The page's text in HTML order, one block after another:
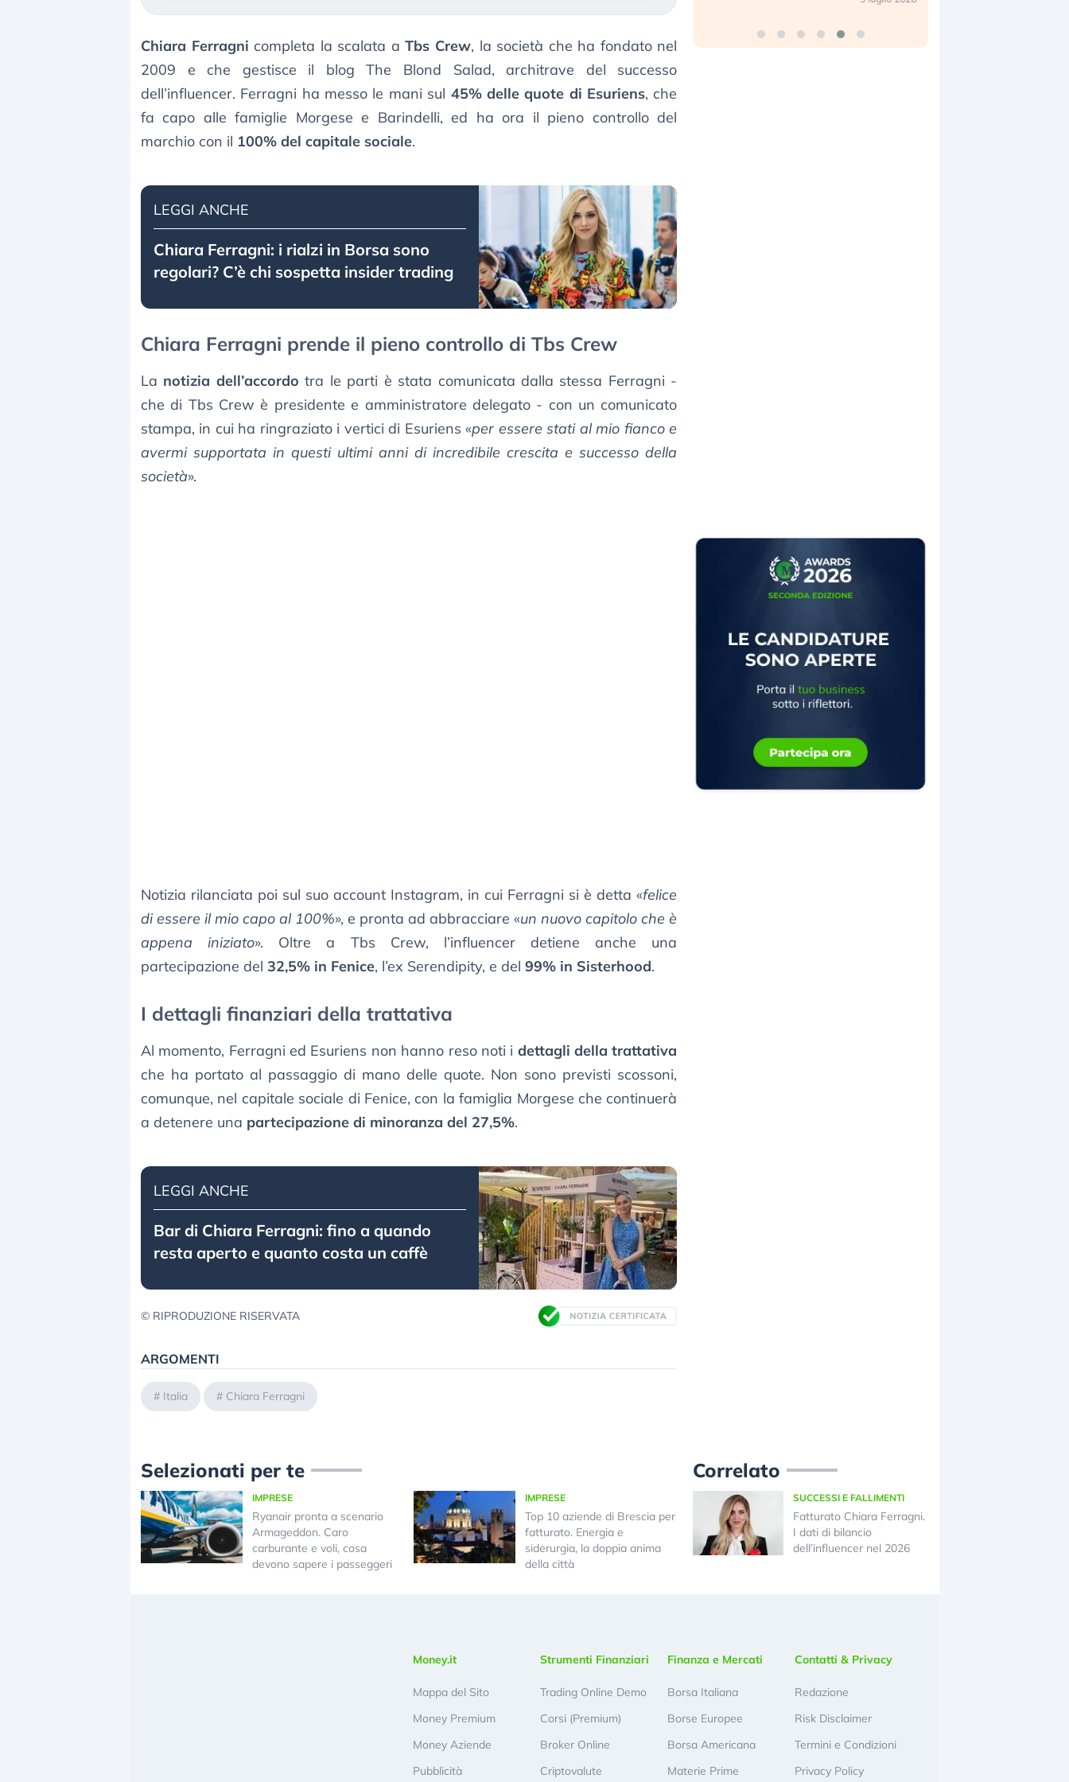
Chiara Ferragni completa la scalata aTbs Crew, la società che ha fondato nel
2009 e che gestisce il blog The Blond Salad, architrave del successo
dell’influencer. Ferragni ha messo le mani sul 45% delle quote di Esuriens, che
fa capo alle famiglie Morgese e Barindelli, ed ha ora il pieno controllo del
marchio con il 100% del capitale sociale.
LEGGI ANCHE
Chiara Ferragni: i rialzi in Borsa sono
regolari? C’è chi sospetta insider trading
Chiara Ferragni prende il pieno controllo di Tbs Crew
La notizia dell’accordo tra le parti è stata comunicata dalla stessa Ferragni -
che di Tbs Crew è presidente e amministratore delegato - con un comunicato
stampa, in cui ha ringraziato i vertici di Esuriens «per essere stati al mio fianco e
avermi supportata in questi ultimi anni di incredibile crescita e successo della
società».
Notizia rilanciata poi sul suo account Instagram, in cui Ferragni si è detta «felice
di essere il mio capo al 100%», e pronta ad abbracciare «un nuovo capitolo che è
appena iniziato». Oltre a Tbs Crew, l’influencer detiene anche una
partecipazione del 32,5% in Fenice, l’ex Serendipity, e del 99% in Sisterhood.
I dettagli finanziari della trattativa
Al momento, Ferragni ed Esuriens non hanno reso noti i dettagli della trattativa
che ha portato al passaggio di mano delle quote. Non sono previsti scossoni,
comunque, nel capitale sociale di Fenice, con la famiglia Morgese che continuerà
a detenere una partecipazione di minoranza del 27,5%.
LEGGI ANCHE
Bar di Chiara Ferragni: fino a quando
resta aperto e quanto costa un caffè
© RIPRODUZIONE RISERVATA
ARGOMENTI
# Italia # Chiara Ferragni
Selezionati per te
IMPRESE
Ryanair pronta a scenario
Armageddon. Caro
carburante e voli, cosa
devono sapere i passeggeri
IMPRESE
Top 10 aziende di Brescia per
fatturato. Energia e
siderurgia, la doppia anima
della città
Correlato
SUCCESSI E FALLIMENTI
Fatturato Chiara Ferragni.
I dati di bilancio
dell’influencer nel 2026
Money.it
Mappa del Sito
Money Premium
Money Aziende
Pubblicità
Strumenti Finanziari
Trading Online Demo
Corsi (Premium)
Broker Online
Criptovalute
Finanza e Mercati
Borsa Italiana
Borse Europee
Borsa Americana
Materie Prime
Contatti & Privacy
Redazione
Risk Disclaimer
Termini e Condizioni
Privacy Policy